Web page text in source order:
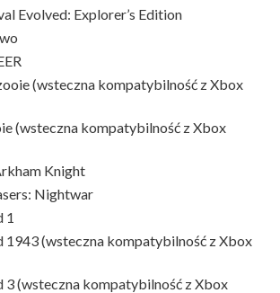
Evolved: Explorer’s Edition
(wsteczna kompatybilność z Xbox
(wsteczna kompatybilność z Xbox
Knight
Nightwar
1
1943 (wsteczna kompatybilność z Xbox
(wsteczna kompatybilność z Xbox